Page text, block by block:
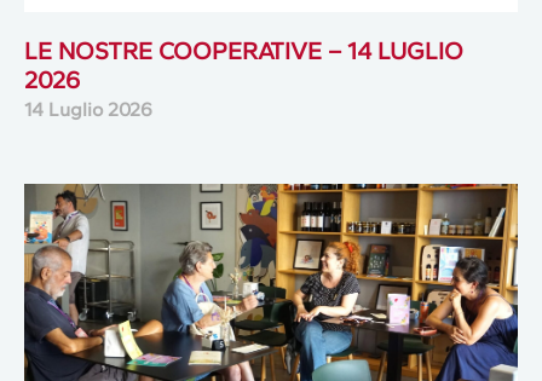
LE NOSTRE COOPERATIVE – 14 LUGLIO
2026
14 Luglio 2026